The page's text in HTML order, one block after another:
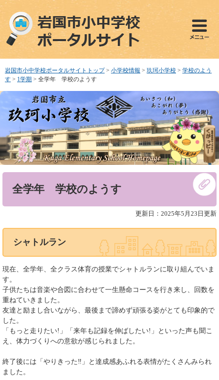
ペ
で
す
メ
ば
し
文
岩国市小中学校ポータルサイトトップ > 小学校情報 > 玖珂小学校 > 学校のよう
す > 1学期 > 全学年 学校のようす
全学年 学校のようす
更新日：2025年5月23日更新
シャトルラン
現在、全学年、全クラス体育の授業でシャトルランに取り組んでいま
す。
子供たちは音楽や合図に合わせて一生懸命コースを行き来し、回数を
重ねていきました。
友達と励まし合いながら、最後まで諦めず頑張る姿がとても印象的で
した。
「もっと走りたい!」「来年も記録を伸ばしたい!」といった声も聞こ
え、体力づくりへの意欲が感じられました。
終了後には「やりきった‼」と達成感あふれる表情がたくさんみられ
ました。